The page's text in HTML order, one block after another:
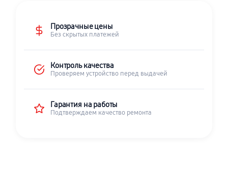
Прозрачные цены
Без скрытых платежей
Контроль качества
Проверяем устройство перед выдачей
Гарантия на работы
Подтверждаем качество ремонта